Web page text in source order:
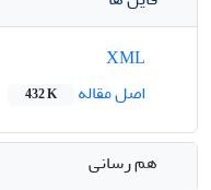
اصل مقاله
432 K
هم رسانی